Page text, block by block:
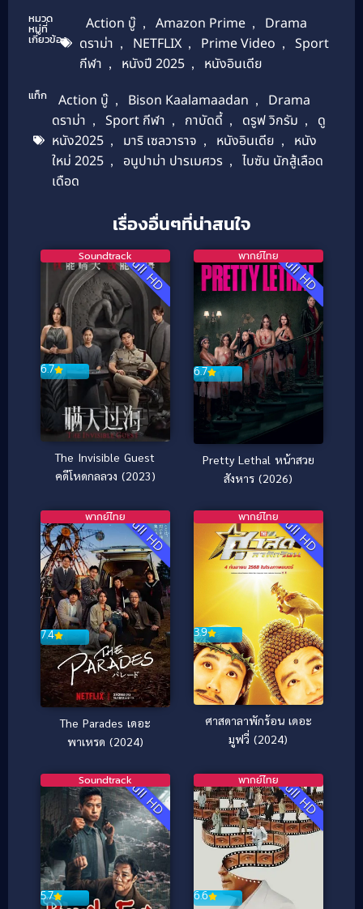
หมวด
หมู่ที่
เกี่ยวข้อง
Action บู๊ , Amazon Prime ,
Drama
ดราม่า , NETFLIX , Prime Video ,
Sport
กีฬา , หนังปี 2025 , หนังอินเดีย
แท็ก Action บู๊ , Bison Kaalamaadan ,
Drama
ดราม่า , Sport กีฬา , กาบัดดี้ , ดรูฟ วิกรัม ,
ดู
หนัง2025 , มาริ เซลวาราจ , หนังอินเดีย ,
หนัง
ใหม่ 2025 , อนูปาม่า ปารเมศวร ,
ไบซัน นักสู้เลือด
เดือด
เรื่องอื่นๆที่น่าสนใจ
Full HD
6.7
Soundtrack
The Invisible Guest
คดีโหดกลลวง (2023)
Full HD
6.7
พากย์ไทย
Pretty Lethal หน้าสวย
สังหาร (2026)
Full HD
7.4
พากย์ไทย
The Parades เดอะ
พาเหรด (2024)
Full HD
3.9
พากย์ไทย
ศาสดาลาพักร้อน เดอะ
มูฟวี่ (2024)
Full HD
5.7
Soundtrack Full HD
6.6
พากย์ไทย